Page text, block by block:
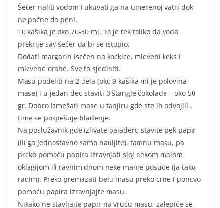
Šećer naliti vodom i ukuvati ga na umerenoj vatri dok
ne počne da peni.
10 kašika je oko 70-80 ml. To je tek toliko da voda
prekrije sav šećer da bi se istopio.
Dodati margarin isečen na kockice, mleveni keks i
mlevene orahe. Sve to sjediniti.
Masu podeliti na 2 dela (oko 9 kašika mi je polovina
mase) i u jedan deo staviti 3 štangle čokolade – oko 50
gr. Dobro izmešati mase u tanjiru gde ste ih odvojili ,
time se pospešuje hlađenje.
Na poslužavnik gde izlivate bajaderu stavite pek papir
(ili ga jednostavno samo nauljite), tamnu masu, pa
preko pomoću papira izravnjati sloj nekom malom
oklagijom ili ravnim dnom neke manje posude (ja tako
radim). Preko premazati belu masu preko crne i ponovo
pomoću papira izravnjajte masu.
Nikako ne stavljajte papir na vruću masu, zalepiće se ,